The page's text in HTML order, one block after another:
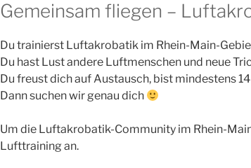
Gemeinsam fliegen –
Du trainierst Luftakrobatik im Rhein-Main-
Du hast Lust andere Luftmenschen und neue
Du freust dich auf Austausch, bist mindestens
Dann suchen wir genau dich
Um die Luftakrobatik-Community im Rhein-
Lufttraining an.